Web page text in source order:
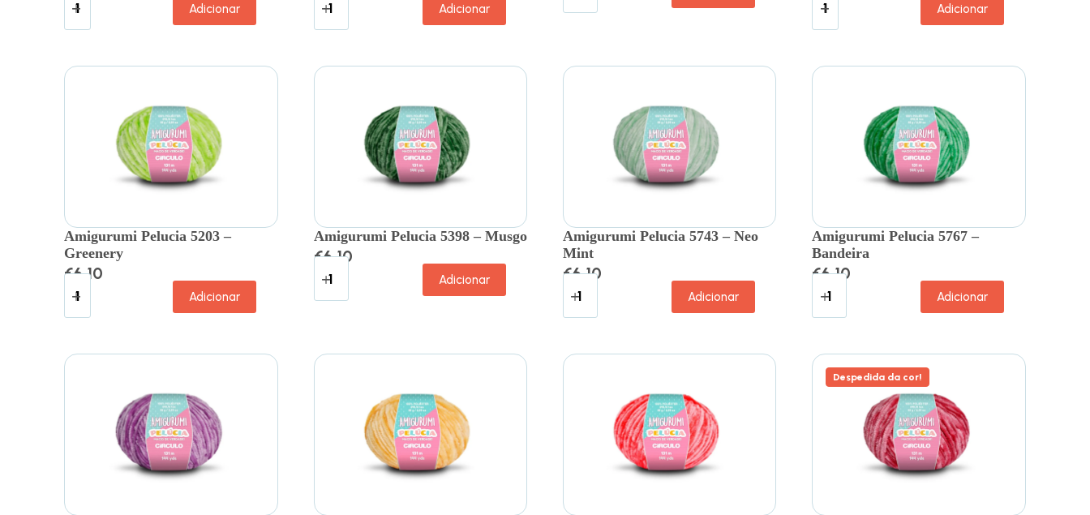
Adicionar Adicionar Adicionar
Amigurumi Pelucia 5203 –
Greenery
€6.10
Adicionar
Amigurumi Pelucia 5398 – Musgo
€6.10
Adicionar
Amigurumi Pelucia 5743 – Neo
Mint
€6.10
Adicionar
Amigurumi Pelucia 5767 –
Bandeira
€6.10
Adicionar
Despedida da cor!